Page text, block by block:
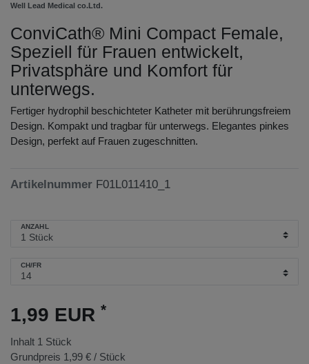
Well Lead Medical co.Ltd.
ConviCath® Mini Compact Female,
Speziell für Frauen entwickelt,
Privatsphäre und Komfort für
unterwegs.
Fertiger hydrophil beschichteter Katheter mit berührungsfreiem
Design. Kompakt und tragbar für unterwegs. Elegantes pinkes
Design, perfekt auf Frauen zugeschnitten.
Artikelnummer F01L011410_1
ANZAHL
CH/FR
1,99 EUR *
Inhalt 1 Stück
Grundpreis 1,99 € / Stück